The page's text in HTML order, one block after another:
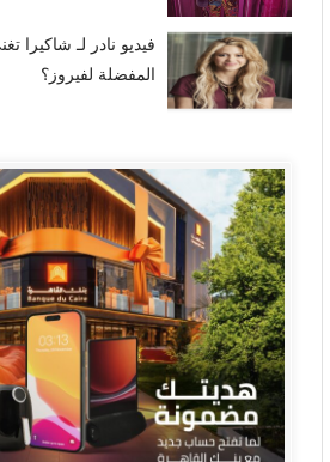
فيديو نادر لـ شاكيرا
المفضلة لفيروز؟